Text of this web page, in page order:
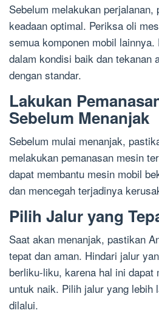
Sebelum melakukan perjalanan,
keadaan optimal. Periksa oli
semua komponen mobil lainnya.
dalam kondisi baik dan tekanan
dengan standar.
Lakukan
Sebelum Menanjak
Sebelum mulai menanjak,
melakukan pemanasan mesin
dapat membantu mesin mobil
dan mencegah terjadinya
Pilih Jalur yang
Saat akan menanjak, pastikan
tepat dan aman. Hindari jalur
berliku-liku, karena hal ini dapat
untuk naik. Pilih jalur yang lebih
dilalui.